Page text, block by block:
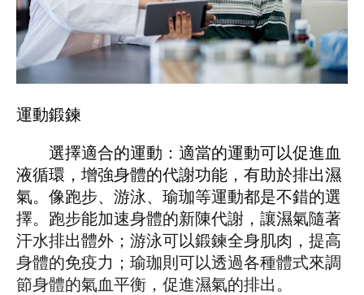
運動鍛鍊
選擇適合的運動：適當的運動可以促進血
液循環，增強身體的代謝功能，有助於排出濕
氣。像跑步、游泳、瑜珈等運動都是不錯的選
擇。跑步能加速身體的新陳代謝，讓濕氣隨著
汗水排出體外；游泳可以鍛鍊全身肌肉，提高
身體的免疫力；瑜珈則可以透過各種體式來調
節身體的氣血平衡，促進濕氣的排出。